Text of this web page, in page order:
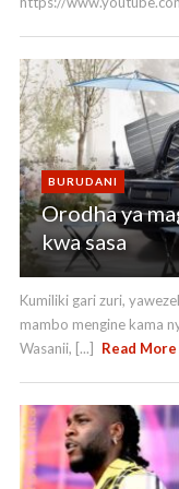
BURUDANI
Orodha ya
kwa sasa
Kumiliki gari zuri,
mambo mengine kama
Wasanii, [...]
Read More